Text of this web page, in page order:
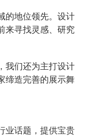
的地位领先。设计
来寻找灵感、研究
我们还为主打设计
缔造完善的展示舞
业话题，提供宝贵